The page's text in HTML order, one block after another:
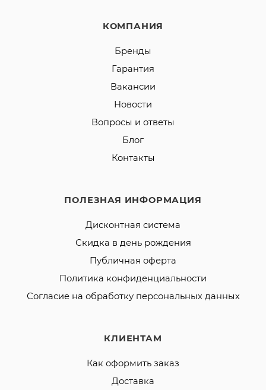
КОМПАНИЯ
Бренды
Гарантия
Вакансии
Новости
Вопросы и ответы
Блог
Контакты
ПОЛЕЗНАЯ ИНФОРМАЦИЯ
Дисконтная система
Скидка в день рождения
Публичная оферта
Политика конфиденциальности
Согласие на обработку персональных данных
КЛИЕНТАМ
Как оформить заказ
Доставка